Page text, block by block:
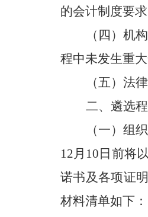
的会计制度要求
（四）机
程中未发生重
（五）法
二、遴选
（一）组
12月10日前将
诺书及各项证
材料清单如下：